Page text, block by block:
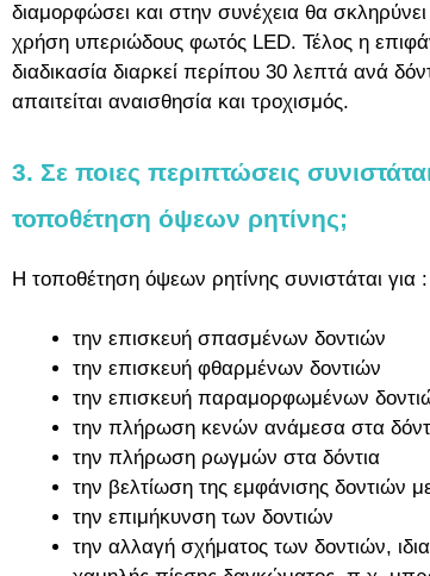
διαμορφώσει και στην συνέχεια θα
χρήση υπεριώδους φωτός LED. Τέλος η
διαδικασία διαρκεί περίπου 30 λεπτά ανά
απαιτείται αναισθησία και τροχισμός.
3. Σε ποιες περιπτώσεις
τοποθέτηση όψεων ρητίνης;
Η τοποθέτηση όψεων ρητίνης συνιστάται για :
την επισκευή σπασμένων δοντιών
την επισκευή φθαρμένων δοντιών
την επισκευή παραμορφωμένων
την πλήρωση κενών ανάμεσα στα
την πλήρωση ρωγμών στα δόντια
την βελτίωση της εμφάνισης δοντιών
την επιμήκυνση των δοντιών
την αλλαγή σχήματος των δοντιών,